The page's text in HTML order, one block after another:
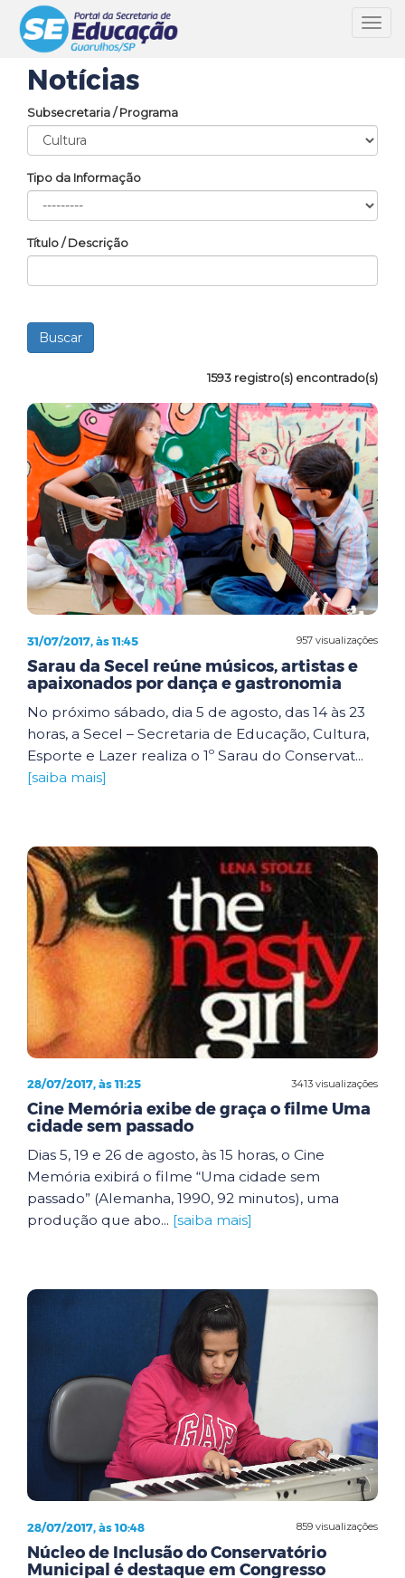
Notícias
Subsecretaria / Programa
Tipo da Informação
Título / Descrição
1593 registro(s) encontrado(s)
957 visualizações
31/07/2017, às 11:45
Sarau da Secel reúne músicos, artistas e
apaixonados por dança e gastronomia
No próximo sábado, dia 5 de agosto, das 14 às 23
horas, a Secel – Secretaria de Educação, Cultura,
Esporte e Lazer realiza o 1º Sarau do Conservat...
[saiba mais]
3413 visualizações
28/07/2017, às 11:25
Cine Memória exibe de graça o filme Uma
cidade sem passado
Dias 5, 19 e 26 de agosto, às 15 horas, o Cine
Memória exibirá o filme “Uma cidade sem
passado” (Alemanha, 1990, 92 minutos), uma
produção que abo... [saiba mais]
859 visualizações
28/07/2017, às 10:48
Núcleo de Inclusão do Conservatório
Municipal é destaque em Congresso